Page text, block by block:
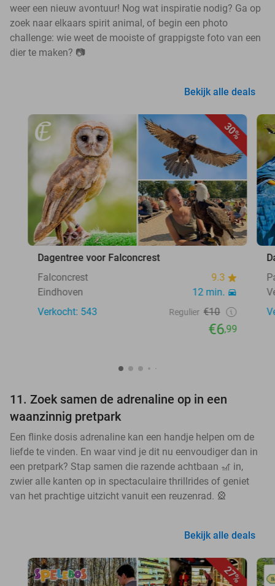
weer een nieuw avontuur! Nog wat inspiratie nodig? Ga op
zoek naar elkaars spirit animal, of begin een photo
challenge: wie weet de mooiste of grappigste foto van een
dier te maken? 📷
Bekijk alle deals
30%
Dagentree voor Falconcrest
Falconcrest
9.3
Eindhoven
12 min.
Verkocht: 543
Regulier €10
€6,99
11. Zoek samen de adrenaline op in een
waanzinnig pretpark
Een flinke dosis adrenaline kan een handje helpen om de
liefde te vinden. En waar vind je dit nu eenvoudiger dan in
een pretpark? Stap samen die razende achtbaan 🎢 in,
zwier alle kanten op in spectaculaire thrillrides of geniet
van het prachtige uitzicht vanuit een reuzenrad. 🎡
Bekijk alle deals
27%